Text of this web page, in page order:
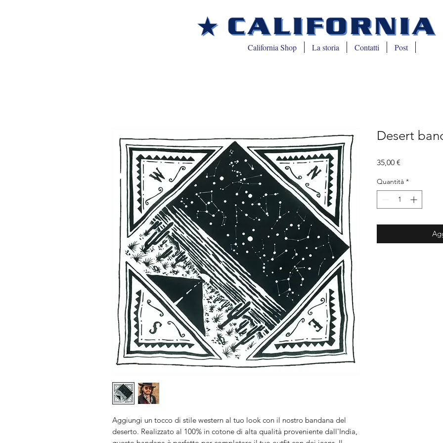
California Shop La storia Contatti Post
Aggiungi un tocco di stile western al tuo look con il nostro bandana del
deserto. Realizzato al 100% in cotone di alta qualità proveniente dall'India,
Desert
35,00 €
Quantità *